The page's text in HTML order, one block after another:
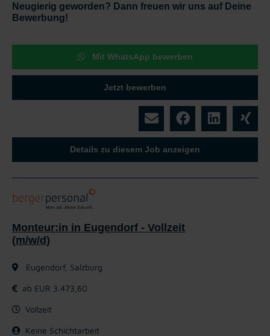
Neugierig geworden? Dann freuen wir uns auf Deine
Bewerbung!
Mit WhatsApp bewerben
Jetzt bewerben
Details zu diesem Job anzeigen
Monteur:in in Eugendorf - Vollzeit
(m/w/d)
Eugendorf, Salzburg
ab EUR 3.473,60
Vollzeit
Keine Schichtarbeit